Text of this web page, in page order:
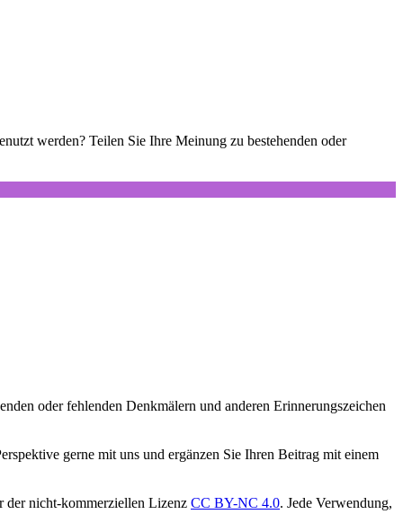
werden? Teilen Sie Ihre Meinung zu bestehenden oder
oder fehlenden Denkmälern und anderen Erinnerungszeichen
gerne mit uns und ergänzen Sie Ihren Beitrag mit einem
der nicht-kommerziellen Lizenz CC BY-NC 4.0. Jede Verwendung,